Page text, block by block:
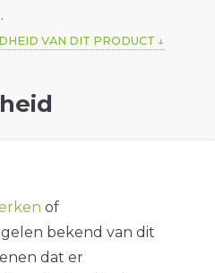
VAN DIT PRODUCT
of
bekend van dit
dat er